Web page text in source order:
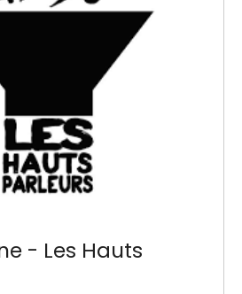
- Les Hauts